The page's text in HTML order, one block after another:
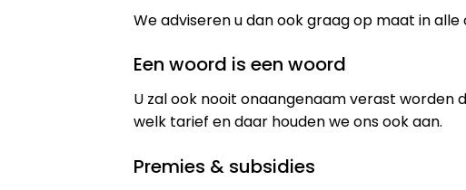
We adviseren u dan ook graag op maat in alle
Een woord is een woord
U zal ook nooit onaangenaam verast
welk tarief en daar houden we ons ook aan.
Premies & subsidies